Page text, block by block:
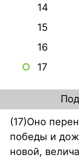
14
15
16
17
(17)Оно
победы и
новой,